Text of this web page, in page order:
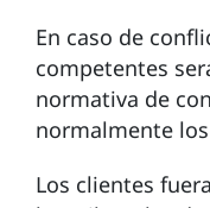
En caso de
competentes
normativa de
normalmente
Los clientes